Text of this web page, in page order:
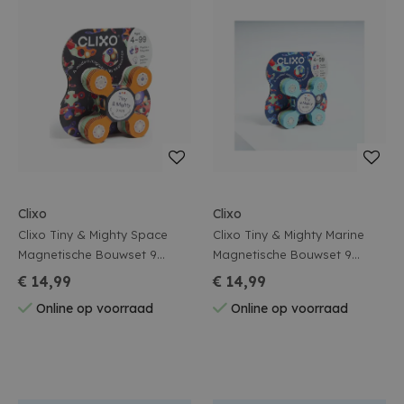
Clixo
Clixo Tiny & Mighty Space
Magnetische Bouwset 9
Stuks
€ 14,99
Online op voorraad
Clixo
Clixo Tiny & Mighty Marine
Magnetische Bouwset 9
Stuks
€ 14,99
Online op voorraad